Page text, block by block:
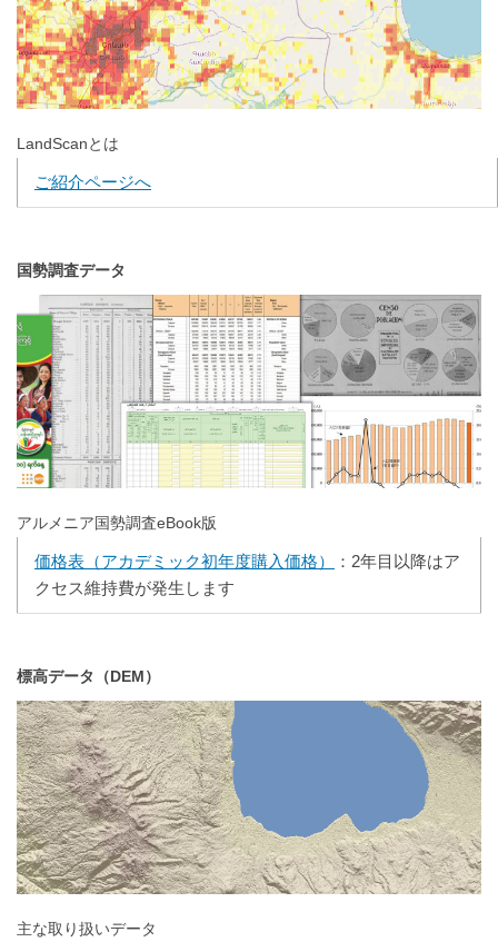
LandScanとは
ご紹介ページへ
国勢調査データ
アルメニア国勢調査eBook版
価格表（アカデミック初年度購入価格）
：2年目以降はア
クセス維持費が発生します
標高データ（DEM）
主な取り扱いデータ